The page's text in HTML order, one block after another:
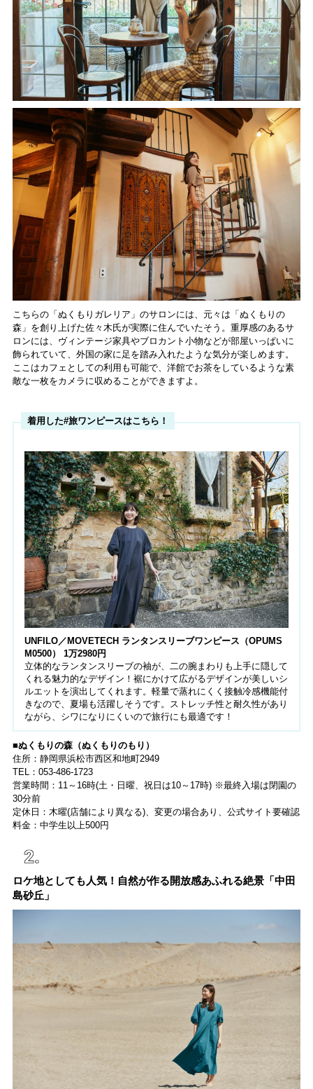
こちらの「ぬくもりガレリア」のサロンには、元々は「ぬくもりの
森」を創り上げた佐々木氏が実際に住んでいたそう。重厚感のあるサ
ロンには、ヴィンテージ家具やブロカント小物などが部屋いっぱいに
飾られていて、外国の家に足を踏み入れたような気分が楽しめます。
ここはカフェとしての利用も可能で、洋館でお茶をしているような素
敵な一枚をカメラに収めることができますよ。
着用した#旅ワンピースはこちら！
UNFILO／MOVETECH ランタンスリーブワンピース（OPUMS
M0500） 1万2980円
立体的なランタンスリーブの袖が、二の腕まわりも上手に隠して
くれる魅力的なデザイン！裾にかけて広がるデザインが美しいシ
ルエットを演出してくれます。軽量で蒸れにくく接触冷感機能付
きなので、夏場も活躍しそうです。ストレッチ性と耐久性があり
ながら、シワになりにくいので旅行にも最適です！
■ぬくもりの森（ぬくもりのもり）
住所：静岡県浜松市西区和地町2949
TEL：053-486-1723
営業時間：11～16時(土・日曜、祝日は10～17時) ※最終入場は閉園の
30分前
定休日：木曜(店舗により異なる)、変更の場合あり、公式サイト要確認
料金：中学生以上500円
ロケ地としても人気！自然が作る開放感あふれる絶景「中田
島砂丘」